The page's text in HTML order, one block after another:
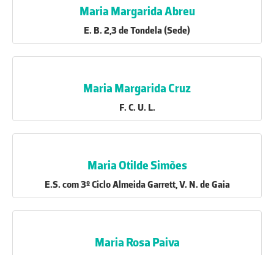
Maria Margarida Abreu
E. B. 2,3 de Tondela (Sede)
Maria Margarida Cruz
F. C. U. L.
Maria Otilde Simões
E.S. com 3º Ciclo Almeida Garrett, V. N. de Gaia
Maria Rosa Paiva